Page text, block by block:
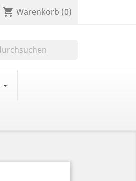
shopping_cart Warenkorb (0)
